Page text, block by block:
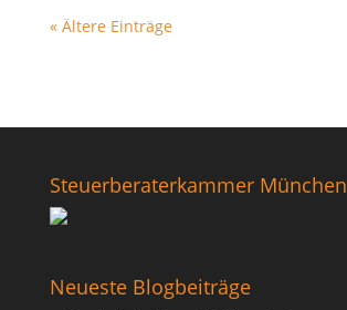
« Ältere Einträge
Steuerberaterkammer München
Neueste Blogbeiträge